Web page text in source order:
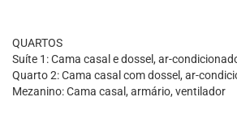
QUARTOS
Suíte 1: Cama casal e dossel, ar-
Quarto 2: Cama casal com dossel, ar-
Mezanino: Cama casal, armário, ventilador